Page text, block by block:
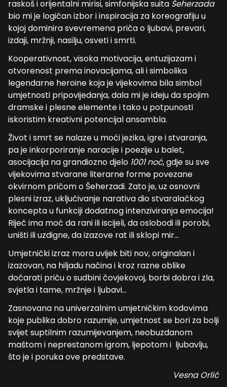
raskoš i orijentalni mirisi, simfonijska suita Šeherzada
bio mi je logičan izbor i inspiracija za koreografiju u
kojoj dominira svevremena priča o ljubavi, prevari,
izdaji, mržnji, nasilju, osveti i smrti.
Kooperativnost, visoka motivacija, entuzijazam i
otvorenost prema inovacijama, ali i simbolika
legendarne heroine koja je vijekovima bila simbol
umjetnosti pripovijedanja, dala mi je ideju da spojim
dramske i plesne elemente i tako u potpunosti
iskoristim kreativni potencijal ansambla.
Život i smrt se nalaze u moći jezika, igre i stvaranja,
pa je inkorporiranje naracije i poezije u balet,
asocijacija na grandiozno djelo 1001 noć, gdje su sve
vijekovima stvarane literarne forme povezane
okvirnom pričom o Šeherzadi. Zato je, uz osnovni
plesni izraz, uključivanje narativa dio stvaralačkog
koncepta u funkciji dodatnog intenziviranja emocija!
Riječ ima moć da rani ili iscijeli, da oslobodi ili porobi,
uništi ili uzdigne, da izazove rat ili sklopi mir…
Umjetnički izraz mora uvijek biti nov, originalan i
izazovan, na hiljadu načina i kroz razne oblike
dočarati priču o sudbini čovjekovoj, borbi dobra i zla,
svjetla i tame, mržnje i ljubavi…
Zasnovana na univerzalnim umjetničkim kodovima
koje publika dobro razumije, umjetnost se bori za bolji
svijet suptilnim razumijevanjem, neobuzdanom
maštom i neprestanom igrom, ljepotom i ljubavlju,
što je i poruka ove predstave.
Vesna Orlić